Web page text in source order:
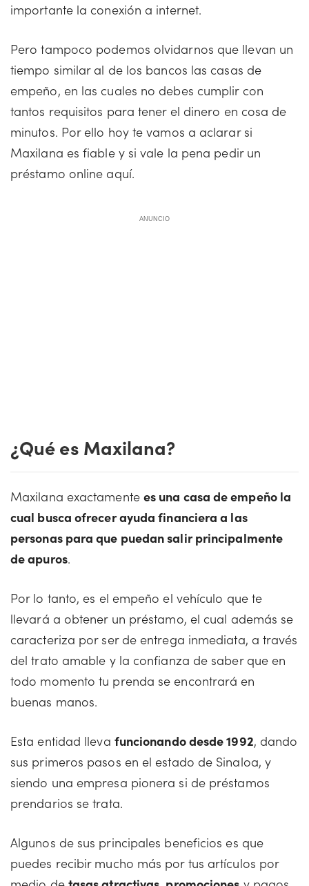
importante la conexión a internet.
Pero tampoco podemos olvidarnos que llevan un
tiempo similar al de los bancos las casas de
empeño, en las cuales no debes cumplir con
tantos requisitos para tener el dinero en cosa de
minutos. Por ello hoy te vamos a aclarar si
Maxilana es fiable y si vale la pena pedir un
préstamo online aquí.
ANUNCIO
¿Qué es Maxilana?
Maxilana exactamente es una casa de empeño la
cual busca ofrecer ayuda financiera a las
personas para que puedan salir principalmente
de apuros.
Por lo tanto, es el empeño el vehículo que te
llevará a obtener un préstamo, el cual además se
caracteriza por ser de entrega inmediata, a través
del trato amable y la confianza de saber que en
todo momento tu prenda se encontrará en
buenas manos.
Esta entidad lleva funcionando desde 1992, dando
sus primeros pasos en el estado de Sinaloa, y
siendo una empresa pionera si de préstamos
prendarios se trata.
Algunos de sus principales beneficios es que
puedes recibir mucho más por tus artículos por